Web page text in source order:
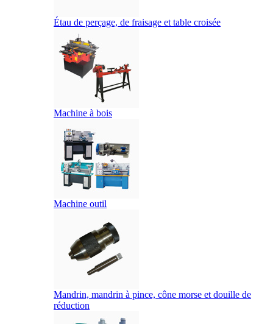
Étau de perçage, de fraisage et table croisée
Machine à bois
Machine outil
Mandrin, mandrin à pince, cône morse et douille de
réduction